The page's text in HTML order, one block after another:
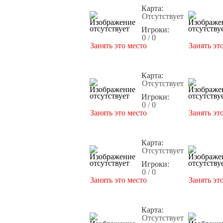
Карта:
Отсутствует
Игроки:
0 / 0
Занять это место
Занять
Карта:
Отсутствует
Игроки:
0 / 0
Занять это место
Занять
Карта:
Отсутствует
Игроки:
0 / 0
Занять это место
Занять
Карта:
Отсутствует